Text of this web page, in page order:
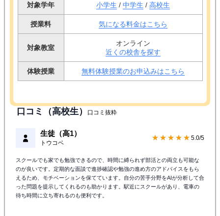
対象学年 小学生 / 中学生 / 高校生
授業料 気になる料金はこちら
対象教室
オンライン
近くの校舎を探す
体験授業 無料体験授業のお申込みはこちら
口コミ（高校生） 口コミ抜粋
生徒（高1）
トウコベ
★★★★★ 5.0/5
スクールでも家でも勉強できるので、時間に縛られず部活との両立も可能な
のが良いです。定期的な面談で進捗確認や勉強の進め方のアドバイスをもら
えるため、モチベーションを保てています。自分の苦手分野をAIが分析して合
った問題を提示してくれるのも助かります。駅近にスクールがあり、電車の
待ち時間に立ち寄れるのも便利です。